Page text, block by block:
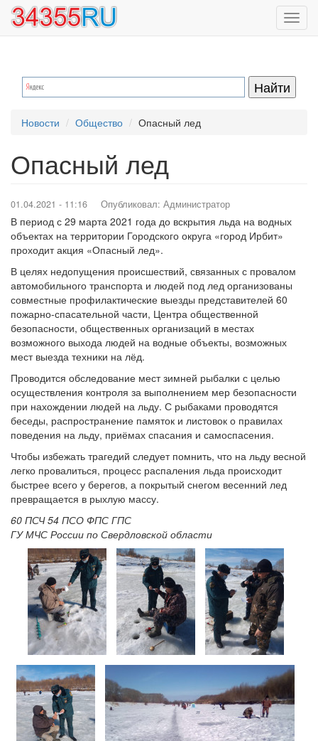
Перейти
основному
Новости Общество Опасный лед
Опасный лед
01.04.2021 - 11:16 Опубликовал: Администратор
В период с 29 марта 2021 года до вскрытия льда на водных
объектах на территории Городского округа «город Ирбит»
проходит акция «Опасный лед».
В целях недопущения происшествий, связанных с провалом
автомобильного транспорта и людей под лед организованы
совместные профилактические выезды представителей 60
пожарно-спасательной части, Центра общественной
безопасности, общественных организаций в местах
возможного выхода людей на водные объекты, возможных
мест выезда техники на лёд.
Проводится обследование мест зимней рыбалки с целью
осуществления контроля за выполнением мер безопасности
при нахождении людей на льду. С рыбаками проводятся
беседы, распространение памяток и листовок о правилах
поведения на льду, приёмах спасания и самоспасения.
Чтобы избежать трагедий следует помнить, что на льду весной
легко провалиться, процесс распаления льда происходит
быстрее всего у берегов, а покрытый снегом весенний лед
превращается в рыхлую массу.
60 ПСЧ 54 ПСО ФПС ГПС
ГУ МЧС России по Свердловской области